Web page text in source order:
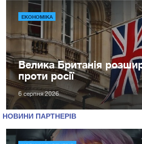
ЕКОНОМІКА
Велика Британія
проти росії
6 серпня 2026